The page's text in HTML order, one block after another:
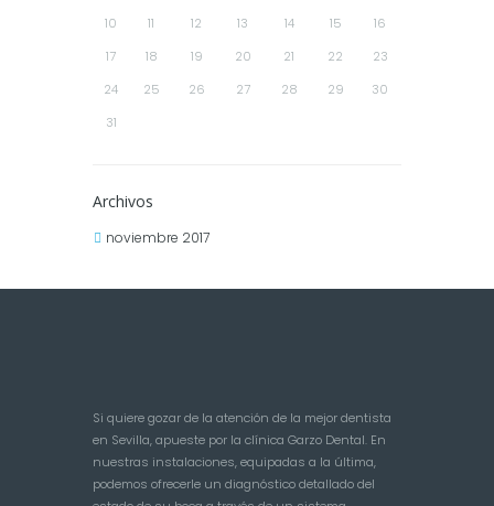
10 11 12 13 14 15
16
17
18 19 20 21 22
23
24
25 26 27 28 29
30
31
Archivos
noviembre 2017
Si quiere gozar de la atención de la mejor dentista
en Sevilla, apueste por la clínica Garzo Dental. En
nuestras instalaciones, equipadas a la última,
podemos ofrecerle un diagnóstico detallado del